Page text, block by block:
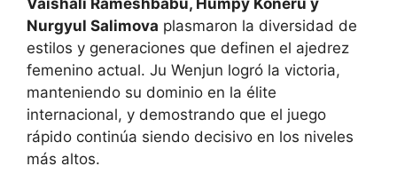
Vaishali Rameshbabu, Humpy Koneru y
Nurgyul Salimova plasmaron la diversidad de
estilos y generaciones que definen el ajedrez
femenino actual. Ju Wenjun logró la victoria,
manteniendo su dominio en la élite
internacional, y demostrando que el juego
rápido continúa siendo decisivo en los niveles
más altos.